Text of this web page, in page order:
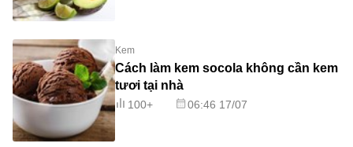
Kem
Cách làm kem socola không cần kem
tươi tại nhà
100+ 06:46 17/07